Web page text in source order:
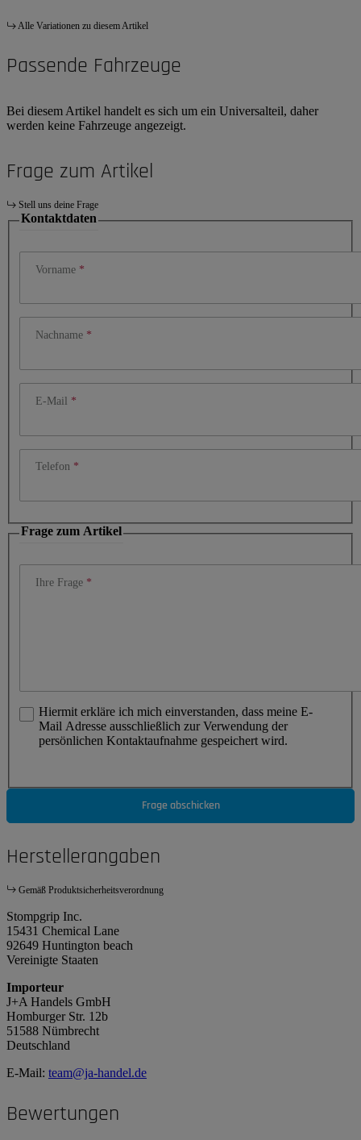
Alle Variationen zu diesem Artikel
Passende Fahrzeuge
Bei diesem Artikel handelt es sich um ein Universalteil, daher
werden keine Fahrzeuge angezeigt.
Frage zum Artikel
Stell uns deine Frage
Kontaktdaten
Vorname
Nachname
E-Mail
Telefon
Frage zum Artikel
Ihre Frage
Hiermit erkläre ich mich einverstanden, dass meine E-
Mail Adresse ausschließlich zur Verwendung der
persönlichen Kontaktaufnahme gespeichert wird.
Frage abschicken
Herstellerangaben
Gemäß Produktsicherheitsverordnung
Stompgrip Inc.
15431 Chemical Lane
92649 Huntington beach
Vereinigte Staaten
Importeur
J+A Handels GmbH
Homburger Str. 12b
51588 Nümbrecht
Deutschland
E-Mail: team@ja-handel.de
Bewertungen